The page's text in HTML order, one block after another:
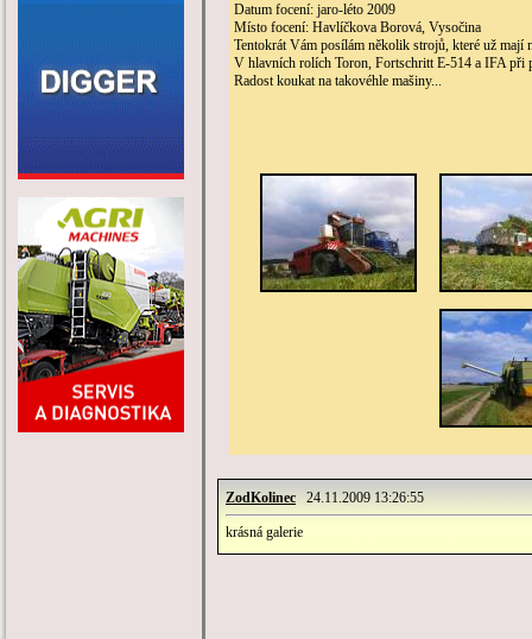
Datum focení: jaro-léto 2009
Místo focení: Havlíčkova Borová, Vysočina
Tentokrát Vám posílám několik strojů, které už mají
V hlavních rolích Toron, Fortschritt E-514 a IFA při
Radost koukat na takovéhle mašiny...
ZodKolinec 24.11.2009 13:26:55
krásná galerie